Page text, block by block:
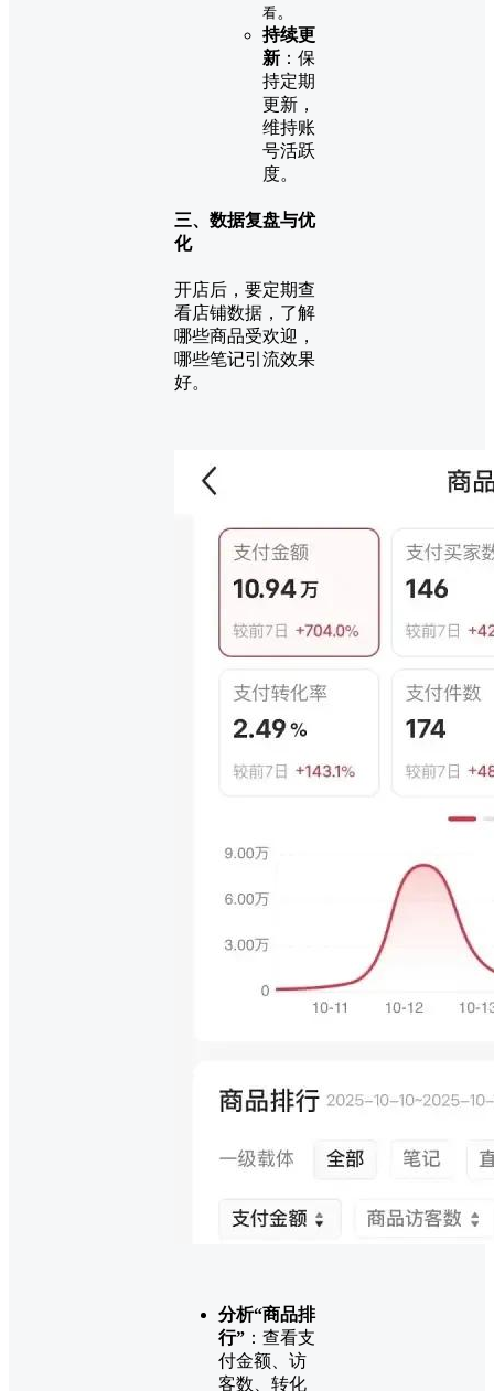
看。
持续更
新 ：保
持定期
更新，
维持账
号活跃
度。
三、数据复盘与优
化
开店后，要定期查
看店铺数据，了解
哪些商品受欢迎，
哪些笔记引流效果
好。
分析“商品排
行” ：查看支
付金额、访
客数、转化